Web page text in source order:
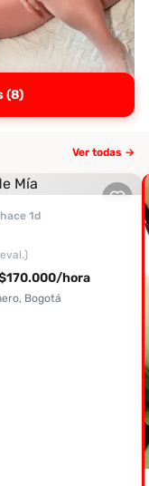
(8)
Ver todas →
1d
hora
Bogotá